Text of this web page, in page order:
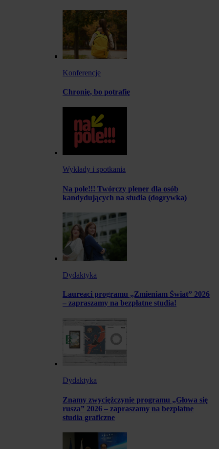
Konferencje
Chronię, bo potrafię
Wykłady i spotkania
Na pole!!! Twórczy plener dla osób
kandydujących na studia (dogrywka)
Dydaktyka
Laureaci programu „Zmieniam Świat” 2026
– zapraszamy na bezpłatne studia!
Dydaktyka
Znamy zwyciężczynie programu „Głowa się
rusza” 2026 – zapraszamy na bezpłatne
studia graficzne